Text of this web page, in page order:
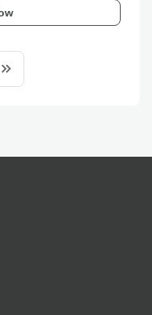
keyboard_double_arrow_right